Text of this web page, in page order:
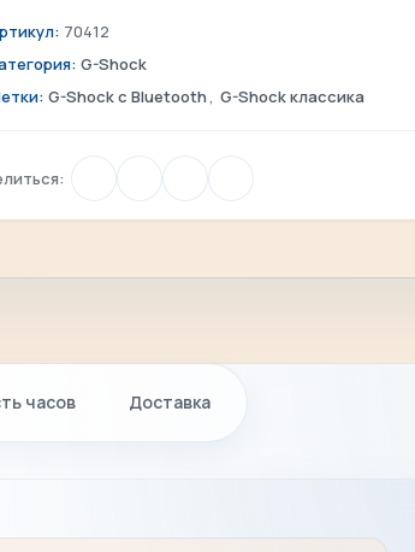
70412
G-Shock
G-Shock c Bluetooth, G-Shock классика
часов Доставка